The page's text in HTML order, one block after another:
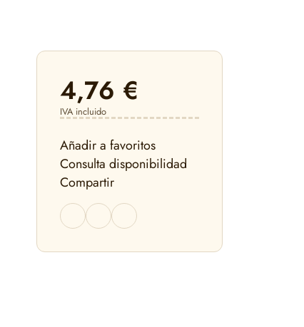
4,76 €
IVA incluido
Añadir a favoritos
Consulta disponibilidad
Compartir